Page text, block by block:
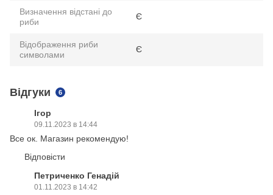
Визначення відстані до
риби
Є
Відображення риби
символами
Є
Відгуки 6
Ігор
09.11.2023 в 14:44
Все ок. Магазин рекомендую!
Відповісти
Петриченко Генадій
01.11.2023 в 14:42